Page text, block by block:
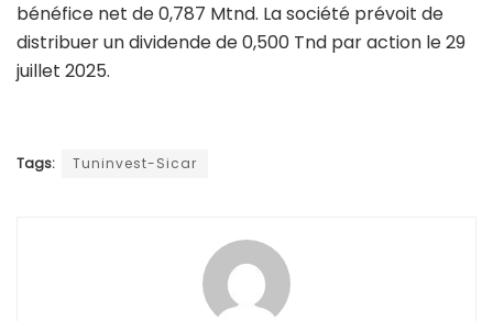
bénéfice net de 0,787 Mtnd. La société prévoit de
distribuer un dividende de 0,500 Tnd par action le 29
juillet 2025.
Tags: Tuninvest-Sicar